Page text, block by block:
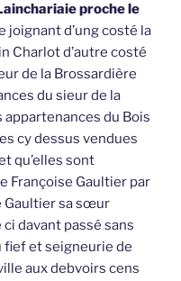
proche le
joignant d’ung costé la
Charlot d’autre costé
de la Brossardière
du sieur de la
appartenances du Bois
cy dessus vendues
qu’elles sont
Françoise Gaultier par
Gaultier sa sœur
davant passé sans
fief et seigneurie de
aux debvoirs cens